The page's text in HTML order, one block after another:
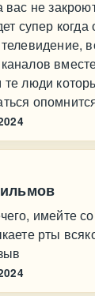
вас не
супер
те люди
имейте
рты